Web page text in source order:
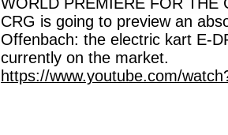
CRG is going to preview an
Offenbach: the electric kart E-
currently on the market.
https://www.youtube.com/